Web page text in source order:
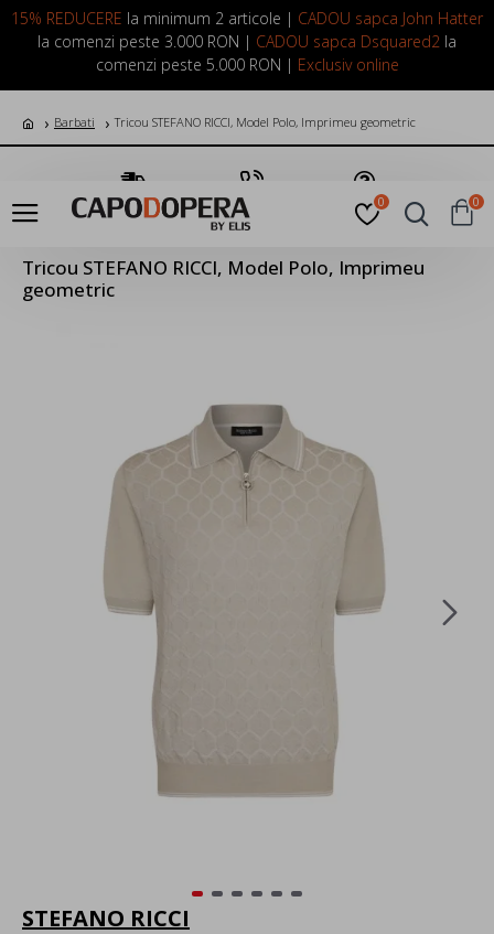
15% REDUCERE la minimum 2 articole | CADOU sapca John Hatter
la comenzi peste 3.000 RON | CADOU sapca Dsquared2 la
comenzi peste 5.000 RON | Exclusiv online
LOGIN INREGISTRARE
0 0
Barbati Tricou STEFANO RICCI, Model Polo, Imprimeu geometric
Transport Gratuit Suna Acum Pune o Intrebare
Tricou STEFANO RICCI, Model Polo, Imprimeu
geometric
STEFANO RICCI